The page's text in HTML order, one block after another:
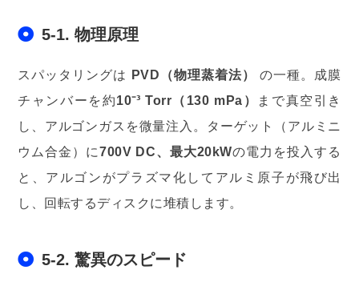
5-1. 物理原理
スパッタリングは PVD（物理蒸着法）
の一種。成膜
チャンバーを約10⁻³ Torr（130 mPa）
まで真空引き
し、アルゴンガスを微量注入。ターゲット（アルミニ
ウム合金）に700V DC、最大20kWの電力を投入する
と、アルゴンがプラズマ化してアルミ原子が飛び出
し、回転するディスクに堆積します。
5-2. 驚異のスピード